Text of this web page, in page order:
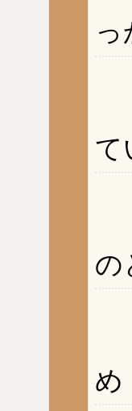
っ
て
の
め